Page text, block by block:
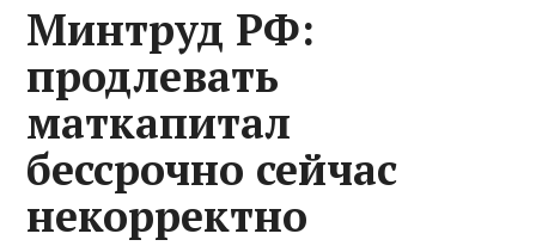
Минтруд РФ:
продлевать
маткапитал
бессрочно сейчас
некорректно